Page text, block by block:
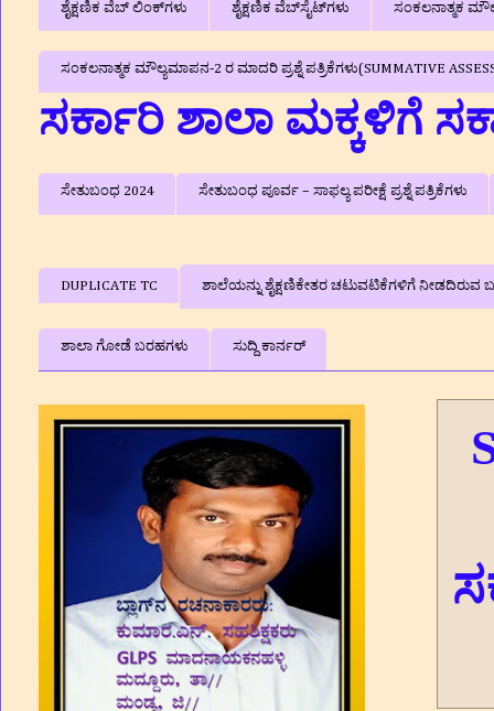
ಶೈಕ್ಷಣಿಕ ವೆಬ್‌ ಲಿಂಕ್‌ಗಳು ಶೈಕ್ಷಣಿಕ ವೆಬ್‌ಸೈಟ್‌ಗಳು ಸಂಕಲನಾತ್ಮಕ
ಸಂಕಲನಾತ್ಮಕ ಮೌಲ್ಯಮಾಪನ-2 ರ ಮಾದರಿ ಪ್ರಶ್ನೆ ಪತ್ರಿಕೆಗಳು(SUMMATIVE
ಸರ್ಕಾರಿ ಶಾಲಾ ಮಕ್ಕಳಿಗೆ
ಸೇತುಬಂಧ 2024 ಸೇತುಬಂಧ ಪೂರ್ವ – ಸಾಫಲ್ಯ ಪರೀಕ್ಷೆ ಪ್ರಶ್ನೆ ಪತ್ರಿಕೆಗಳು
DUPLICATE TC ಶಾಲೆಯನ್ನು ಶೈಕ್ಷಣಿಕೇತರ ಚಟುವಟಿಕೆಗಳಿಗೆ ನೀಡದಿರುವ
ಶಾಲಾ ಗೋಡೆ ಬರಹಗಳು ಸುದ್ದಿ ಕಾರ್ನರ್